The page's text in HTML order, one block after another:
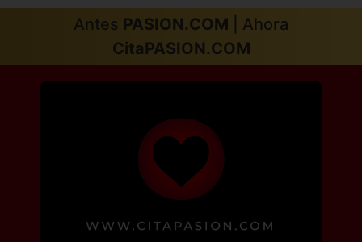
Antes PASION.COM | Ahora
CitaPASION.COM